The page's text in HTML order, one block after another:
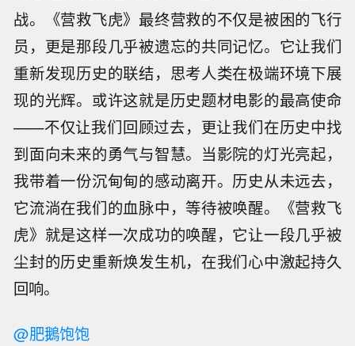
战。《营救飞虎》最终营救的不仅是被困的飞行
员，更是那段几乎被遗忘的共同记忆。它让我们
重新发现历史的联结，思考人类在极端环境下展
现的光辉。或许这就是历史题材电影的最高使命
——不仅让我们回顾过去，更让我们在历史中找
到面向未来的勇气与智慧。当影院的灯光亮起，
我带着一份沉甸甸的感动离开。历史从未远去，
它流淌在我们的血脉中，等待被唤醒。《营救飞
虎》就是这样一次成功的唤醒，它让一段几乎被
尘封的历史重新焕发生机，在我们心中激起持久
回响。
@肥鵝饱饱